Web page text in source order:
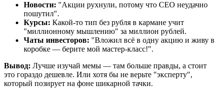
Новости: "Акции рухнули, потому что CEO неудачно
пошутил".
Курсы: Какой-то тип без рубля в кармане учит
"миллионному мышлению" за миллион рублей.
Чаты инвесторов: "Вложил всё в одну акцию и живу в
коробке — берите мой мастер-класс!".
Вывод: Лучше изучай мемы — там больше правды, а стоит
это гораздо дешевле. Или хотя бы не верьте "эксперту",
который позирует на фоне шикарной тачки.